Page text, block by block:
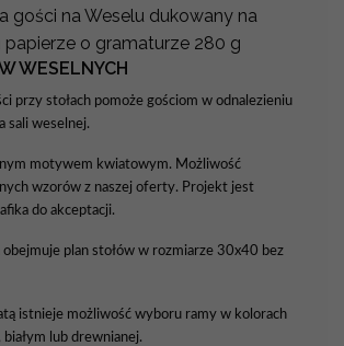
gości na Weselu dukowany na
papierze o gramaturze 280 g
WESELNYCH
przy stołach pomoże gościom w odnalezieniu
sali weselnej.
motywem kwiatowym. Możliwość
wzorów z naszej oferty. Projekt jest
do akceptacji.
plan stołów w rozmiarze 30x40 bez
istnieje możliwość wyboru ramy w kolorach
lub drewnianej.